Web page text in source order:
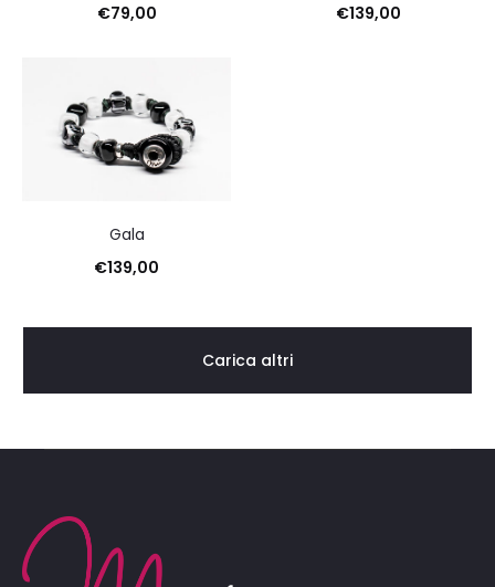
€79,00
€139,00
Gala
€139,00
Carica altri